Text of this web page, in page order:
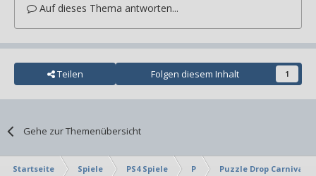
Auf dieses Thema antworten...
Teilen Folgen diesem Inhalt 1
Gehe zur Themenübersicht
Startseite Spiele PS4 Spiele P Puzzle Drop Carnival